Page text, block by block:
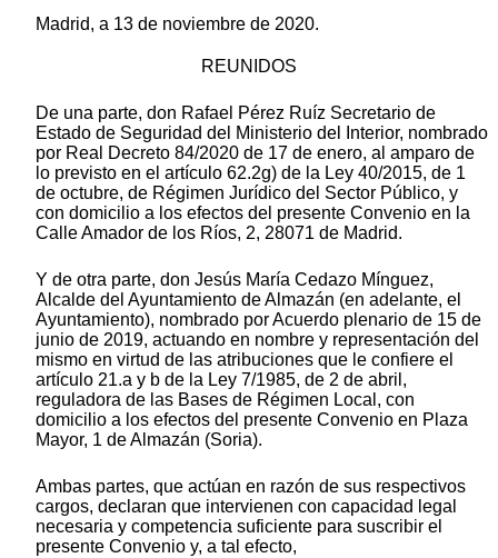
Madrid, a 13 de noviembre de 2020.
REUNIDOS
De una parte, don Rafael Pérez Ruíz Secretario de
Estado de Seguridad del Ministerio del Interior, nombrado
por Real Decreto 84/2020 de 17 de enero, al amparo de
lo previsto en el artículo 62.2g) de la Ley 40/2015, de 1
de octubre, de Régimen Jurídico del Sector Público, y
con domicilio a los efectos del presente Convenio en la
Calle Amador de los Ríos, 2, 28071 de Madrid.
Y de otra parte, don Jesús María Cedazo Mínguez,
Alcalde del Ayuntamiento de Almazán (en adelante, el
Ayuntamiento), nombrado por Acuerdo plenario de 15 de
junio de 2019, actuando en nombre y representación del
mismo en virtud de las atribuciones que le confiere el
artículo 21.a y b de la Ley 7/1985, de 2 de abril,
reguladora de las Bases de Régimen Local, con
domicilio a los efectos del presente Convenio en Plaza
Mayor, 1 de Almazán (Soria).
Ambas partes, que actúan en razón de sus respectivos
cargos, declaran que intervienen con capacidad legal
necesaria y competencia suficiente para suscribir el
presente Convenio y, a tal efecto,